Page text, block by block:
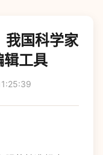
我国科学家
辑工具